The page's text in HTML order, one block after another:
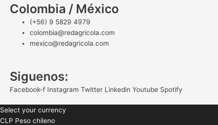
Colombia / México
(+56) 9 5829 4979
colombia@redagricola.com
mexico@redagricola.com
Siguenos:
Facebook-f Instagram Twitter Linkedin Youtube Spotify
Select your currency
CLP Peso chileno